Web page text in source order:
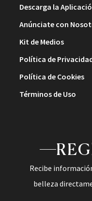
Descarga la
Anúnciate con
Kit de Medios
Política de
Política de Cookies
Términos de Uso
Recibe
belleza